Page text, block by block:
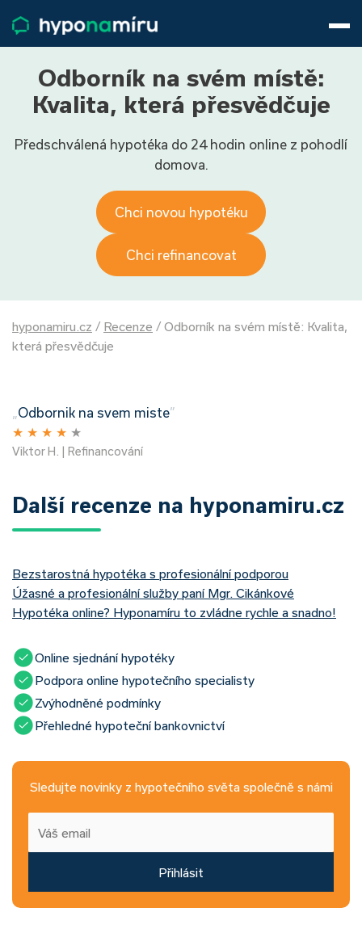
Životní pojištění
Pojištění nemovitosti
Články
O nás
800 688 388
9−16 hod.
Odborník na svém místě:
Kvalita, která přesvědčuje
Předschválená hypotéka do 24 hodin online z pohodlí
domova.
Chci novou hypotéku
Chci refinancovat
hyponamiru.cz / Recenze / Odborník na svém místě: Kvalita,
která přesvědčuje
„Odbornik na svem miste”
★ ★ ★ ★ ★
Viktor H. | Refinancování
Další recenze na hyponamiru.cz
Bezstarostná hypotéka s profesionální podporou
Úžasné a profesionální služby paní Mgr. Cikánkové
Hypotéka online? Hyponamíru to zvládne rychle a snadno!
Online sjednání hypotéky
Podpora online hypotečního specialisty
Zvýhodněné podmínky
Přehledné hypoteční bankovnictví
Sledujte novinky z hypotečního světa společně s námi
Přihlásit